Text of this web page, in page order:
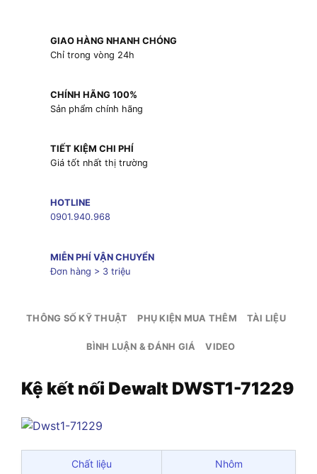
GIAO HÀNG NHANH CHÓNG
Chỉ trong vòng 24h
CHÍNH HÃNG 100%
Sản phẩm chính hãng
TIẾT KIỆM CHI PHÍ
Giá tốt nhất thị trường
HOTLINE
0901.940.968
MIỄN PHÍ VẬN CHUYỂN
Đơn hàng > 3 triệu
THÔNG SỐ KỸ THUẬT PHỤ KIỆN MUA THÊM TÀI LIỆU
BÌNH LUẬN & ĐÁNH GIÁ VIDEO
Kệ kết nối Dewalt DWST1-71229
Chất liệu Nhôm